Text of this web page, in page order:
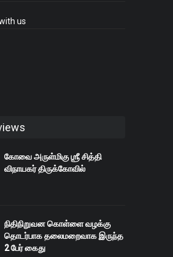
us
கோவை அருள்மிகு ஶ்ரீ சித்தி
விநாயகர் திருக்கோவில்
நிதிநிறுவன கொள்ளை வழக்கு
தொடர்பாக தலைமறைவாக இருந்த
2 பேர் கைது